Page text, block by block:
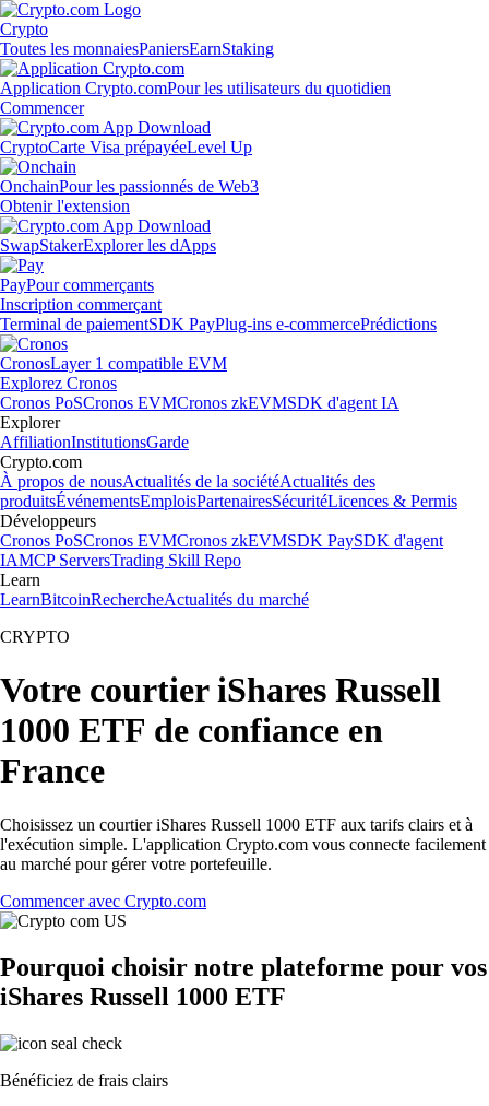
Crypto
Toutes les monnaiesPaniersEarnStaking
Application Crypto.comPour les utilisateurs du quotidien
Commencer
CryptoCarte Visa prépayéeLevel Up
OnchainPour les passionnés de Web3
Obtenir l'extension
SwapStakerExplorer les dApps
PayPour commerçants
Inscription commerçant
Terminal de paiementSDK PayPlug-ins e-commercePrédictions
CronosLayer 1 compatible EVM
Explorez Cronos
Cronos PoSCronos EVMCronos zkEVMSDK d'agent IA
Explorer
AffiliationInstitutionsGarde
Crypto.com
À propos de nousActualités de la sociétéActualités des
produitsÉvénementsEmploisPartenairesSécuritéLicences & Permis
Développeurs
Cronos PoSCronos EVMCronos zkEVMSDK PaySDK d'agent
IAMCP ServersTrading Skill Repo
Learn
LearnBitcoinRechercheActualités du marché
CRYPTO
Votre courtier iShares Russell
1000 ETF de confiance en
France
Choisissez un courtier iShares Russell 1000 ETF aux tarifs clairs et à
l'exécution simple. L'application Crypto.com vous connecte facilement
au marché pour gérer votre portefeuille.
Commencer avec Crypto.com
Pourquoi choisir notre plateforme pour vos
iShares Russell 1000 ETF
Bénéficiez de frais clairs